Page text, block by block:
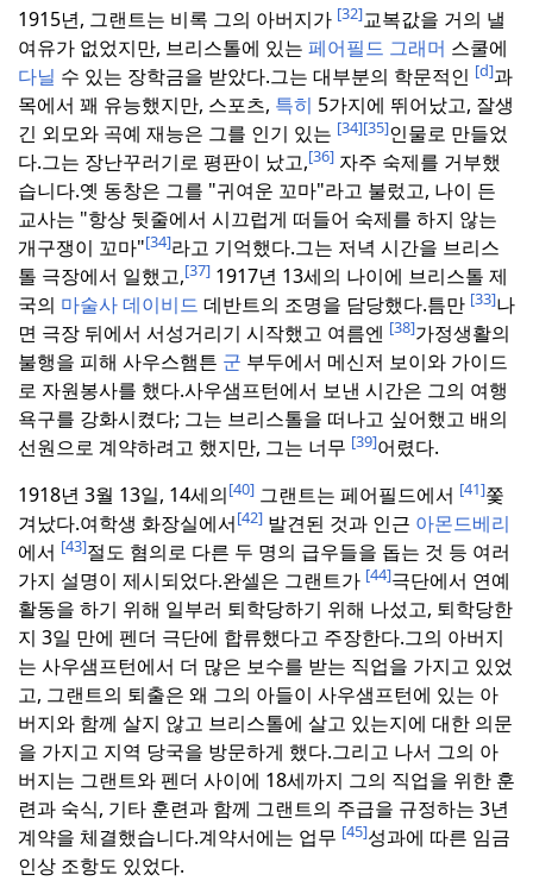
1915년, 그랜트는 비록 그의 아버지가 [32]교복값을 거의 낼
여유가 없었지만, 브리스톨에 있는 페어필드 그래머 스쿨에
다닐 수 있는 장학금을 받았다.그는 대부분의 학문적인 [d]과
목에서 꽤 유능했지만, 스포츠, 특히 5가지에 뛰어났고, 잘생
긴 외모와 곡예 재능은 그를 인기 있는 [34][35]인물로 만들었
다.그는 장난꾸러기로 평판이 났고,[36] 자주 숙제를 거부했
습니다.옛 동창은 그를 "귀여운 꼬마"라고 불렀고, 나이 든
교사는 "항상 뒷줄에서 시끄럽게 떠들어 숙제를 하지 않는
개구쟁이 꼬마"[34]라고 기억했다.그는 저녁 시간을 브리스
톨 극장에서 일했고,[37] 1917년 13세의 나이에 브리스톨 제
국의 마술사 데이비드 데반트의 조명을 담당했다.틈만 [33]나
면 극장 뒤에서 서성거리기 시작했고 여름엔 [38]가정생활의
불행을 피해 사우스햄튼 군 부두에서 메신저 보이와 가이드
로 자원봉사를 했다.사우샘프턴에서 보낸 시간은 그의 여행
욕구를 강화시켰다; 그는 브리스톨을 떠나고 싶어했고 배의
선원으로 계약하려고 했지만, 그는 너무 [39]어렸다.
1918년 3월 13일, 14세의[40] 그랜트는 페어필드에서 [41]쫓
겨났다.여학생 화장실에서[42] 발견된 것과 인근 아몬드베리
에서 [43]절도 혐의로 다른 두 명의 급우들을 돕는 것 등 여러
가지 설명이 제시되었다.완셀은 그랜트가 [44]극단에서 연예
활동을 하기 위해 일부러 퇴학당하기 위해 나섰고, 퇴학당한
지 3일 만에 펜더 극단에 합류했다고 주장한다.그의 아버지
는 사우샘프턴에서 더 많은 보수를 받는 직업을 가지고 있었
고, 그랜트의 퇴출은 왜 그의 아들이 사우샘프턴에 있는 아
버지와 함께 살지 않고 브리스톨에 살고 있는지에 대한 의문
을 가지고 지역 당국을 방문하게 했다.그리고 나서 그의 아
버지는 그랜트와 펜더 사이에 18세까지 그의 직업을 위한 훈
련과 숙식, 기타 훈련과 함께 그랜트의 주급을 규정하는 3년
계약을 체결했습니다.계약서에는 업무 [45]성과에 따른 임금
인상 조항도 있었다.